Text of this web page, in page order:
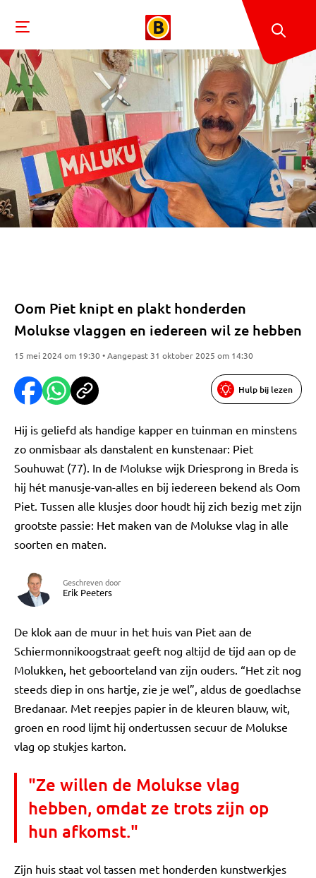
Oom Piet knipt en plakt honderden
Molukse vlaggen en iedereen wil ze hebben
15 mei 2024 om 19:30 • Aangepast 31 oktober 2025 om 14:30
Hulp bij lezen
Hij is geliefd als handige kapper en tuinman en minstens
zo onmisbaar als danstalent en kunstenaar: Piet
Souhuwat (77). In de Molukse wijk Driesprong in Breda is
hij hét manusje-van-alles en bij iedereen bekend als Oom
Piet. Tussen alle klusjes door houdt hij zich bezig met zijn
grootste passie: Het maken van de Molukse vlag in alle
soorten en maten.
Geschreven door
Erik Peeters
De klok aan de muur in het huis van Piet aan de
Schiermonnikoogstraat geeft nog altijd de tijd aan op de
Molukken, het geboorteland van zijn ouders. “Het zit nog
steeds diep in ons hartje, zie je wel”, aldus de goedlachse
Bredanaar. Met reepjes papier in de kleuren blauw, wit,
groen en rood lijmt hij ondertussen secuur de Molukse
vlag op stukjes karton.
"Ze willen de Molukse vlag
hebben, omdat ze trots zijn op
hun afkomst."
Zijn huis staat vol tassen met honderden kunstwerkjes